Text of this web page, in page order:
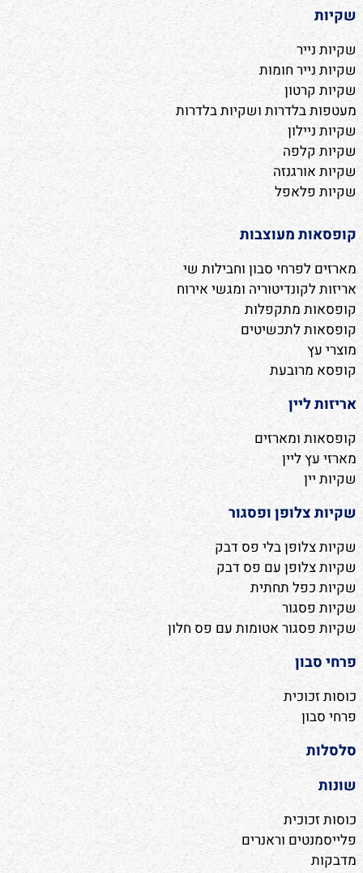
שקיות
שקיות נייר
שקיות נייר חומות
שקיות קרטון
מעטפות בלדרות ושקיות בלדרות
שקיות ניילון
שקיות קלפה
שקיות אורגנזה
שקיות פלאפל
קופסאות מעוצבות
מארזים לפרחי סבון וחבילות שי
אריזות לקונדיטוריה ומגשי אירוח
קופסאות מתקפלות
קופסאות לתכשיטים
מוצרי עץ
קופסא מרובעת
אריזות ליין
קופסאות ומארזים
מארזי עץ ליין
שקיות יין
שקיות צלופן ופסגור
שקיות צלופן בלי פס דבק
שקיות צלופן עם פס דבק
שקיות כפל תחתית
שקיות פסגור
שקיות פסגור אטומות עם פס חלון
פרחי סבון
כוסות זכוכית
פרחי סבון
סלסלות
שונות
כוסות זכוכית
פלייסמנטים וראנרים
מדבקות